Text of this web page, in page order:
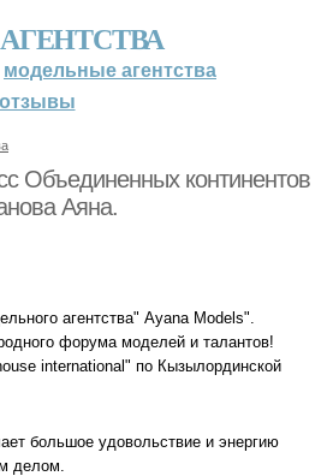
модельные агентства
отзывы
Объединенных континентов
Аяна.
агентства" Ayana Models".
форума моделей и талантов!
international" по Кызылординской
большое удовольствие и энергию
делом.